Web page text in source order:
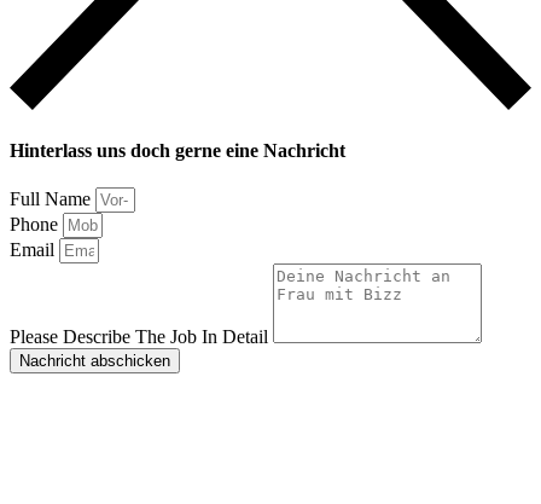
Hinterlass uns doch gerne eine Nachricht
Full Name
Phone
Email
Please Describe The Job In Detail
Nachricht abschicken